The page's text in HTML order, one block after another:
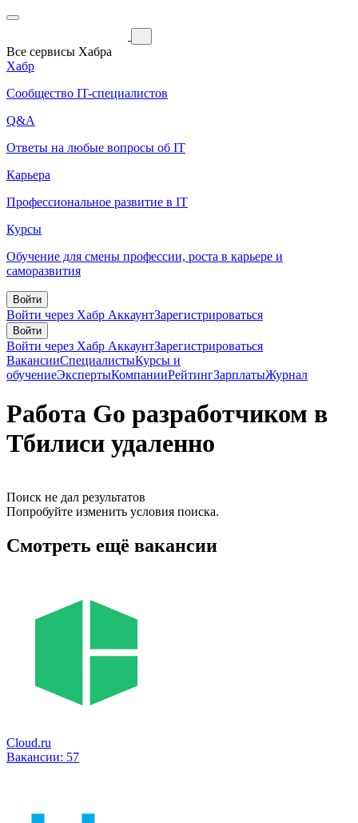
Все сервисы Хабра
Хабр
Сообщество IT-специалистов
Q&A
Ответы на любые вопросы об IT
Карьера
Профессиональное развитие в IT
Курсы
Обучение для смены профессии, роста в карьере и
саморазвития
Войти
Войти через Хабр АккаунтЗарегистрироваться
Войти
Войти через Хабр АккаунтЗарегистрироваться
ВакансииСпециалистыКурсы и
обучениеЭкспертыКомпанииРейтингЗарплатыЖурнал
Работа Go разработчиком в
Тбилиси удаленно
Поиск не дал результатов
Попробуйте изменить условия поиска.
Смотреть ещё вакансии
Cloud.ru
Вакансии: 57